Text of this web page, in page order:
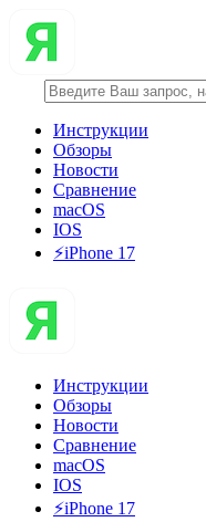
Инструкции
Обзоры
Новости
Сравнение
macOS
IOS
⚡️iPhone 17
Инструкции
Обзоры
Новости
Сравнение
macOS
IOS
⚡️iPhone 17